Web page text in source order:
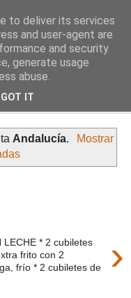
de la Gastronomía
Andalucía.
Mostrar
›
LECHE * 2 cubiletes
frito con 2
frío * 2 cubiletes de
to deliver its services
and user-agent are
and security
generate usage
abuse.
GOT IT